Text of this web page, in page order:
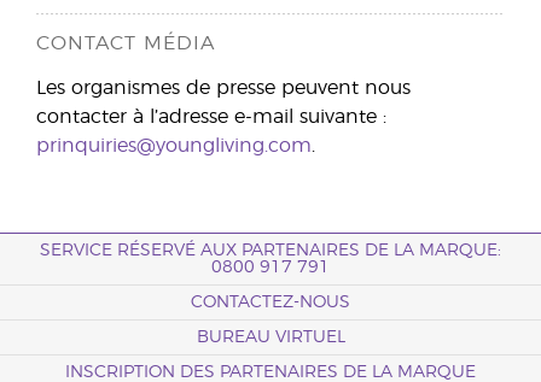
CONTACT MÉDIA
Les organismes de presse peuvent nous
contacter à l’adresse e-mail suivante :
prinquiries@youngliving.com
SERVICE RÉSERVÉ AUX PARTENAIRES DE LA MARQUE:
0800 917 791
CONTACTEZ-NOUS
BUREAU VIRTUEL
INSCRIPTION DES PARTENAIRES DE LA MARQUE